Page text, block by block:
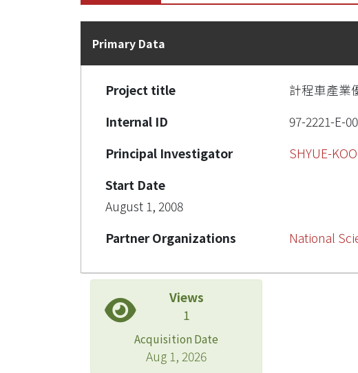
Primary Data
Project title
計程車產業
Internal ID
97-2221-E-
Principal Investigator
SHYUE-
Start Date
August 1, 2008
Partner Organizations
National
Views
1
Acquisition Date
Aug 1, 2026